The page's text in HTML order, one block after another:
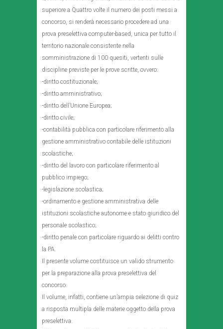
superiore a Quattro volte il numero dei posti messi a
concorso, si renderà necessario procedere ad una
prova preselettiva computer-based, unica per tutto il
territorio nazionale consistente nella
somministrazione di 100 quesiti, vertenti sulle
discipline previste per le prove scritte, ovvero:
-diritto costituzionale;
-diritto amministrativo;
-diritto dell’Unione Europea;
-diritto civile;
-contabilità pubblica con particolare riferimento alla
gestione amministrativo contabile delle istituzioni
scolastiche;
-diritto del lavoro con particolare riferimento al
pubblico impiego;
-legislazione scolastica;
-ordinamento e gestione amministrativa delle
istituzioni scolastiche autonome e stato giuridico del
personale scolastico;
-diritto penale con particolare riguardo ai delitti contro
la PA.
Il presente volume costituisce un valido strumento
per la preparazione alla prova preselettiva del
concorso.
Il volume, infatti, contiene un’ampia selezione di quiz
a risposta multipla delle materie oggetto della prova
preselettiva.